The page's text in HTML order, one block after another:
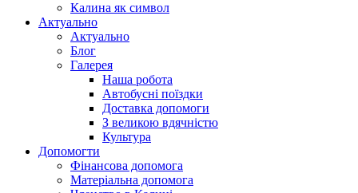
Калина як символ
Актуально
Актуально
Блог
Галерея
Наша робота
Автобусні поїздки
Доставка допомоги
З великою вдячністю
Культура
Допомогти
Фінансова допомога
Матеріальна допомога